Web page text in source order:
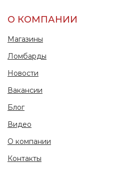
О КОМПАНИИ
Магазины
Ломбарды
Новости
Вакансии
Блог
Видео
О компании
Контакты